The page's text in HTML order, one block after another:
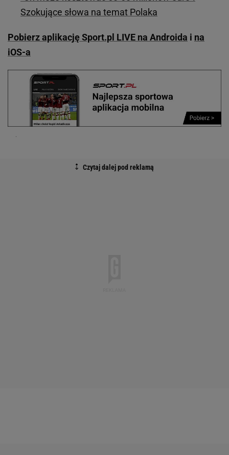
Szokujące słowa na temat Polaka
Pobierz aplikację Sport.pl LIVE na Androida i na
iOS-a
.